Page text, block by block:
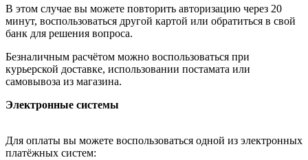
В этом случае вы можете повторить авторизацию через 20
минут, воспользоваться другой картой или обратиться в свой
банк для решения вопроса.
Безналичным расчётом можно воспользоваться при
курьерской доставке, использовании постамата или
самовывоза из магазина.
Электронные системы
Для оплаты вы можете воспользоваться одной из электронных
платёжных систем: